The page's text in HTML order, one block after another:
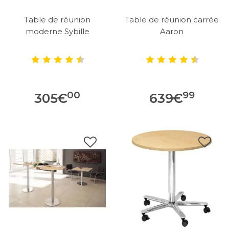
Table de réunion
moderne Sybille
305€00
Table de réunion carrée
Aaron
639€99